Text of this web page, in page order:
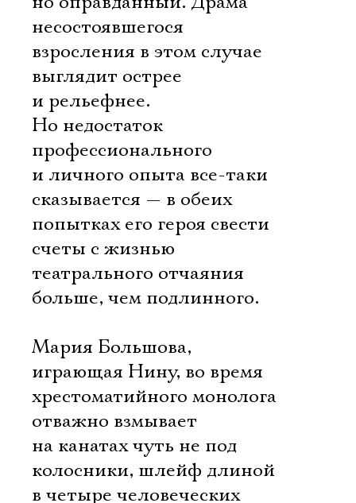
несостоявшегося
взросления в этом случае
выглядит острее
и рельефнее.
Но недостаток
профессионального
и личного опыта все-таки
сказывается — в обеих
попытках его героя свести
счеты с жизнью
театрального отчаяния
больше, чем подлинного.
Мария Большова,
играющая Нину, во время
хрестоматийного монолога
отважно взмывает
на канатах чуть не под
колосники, шлейф длиной
в четыре человеческих